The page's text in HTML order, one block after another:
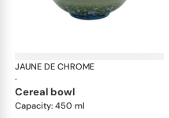
JAUNE DE CHROME
·
cereal bowl
Capacity: 450 ml